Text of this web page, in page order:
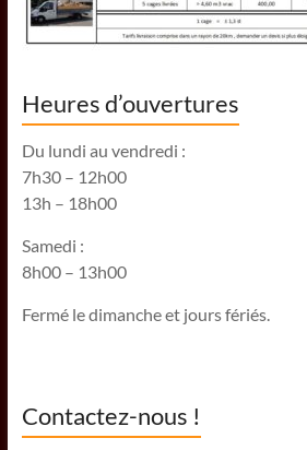
Heures d’ouvertures
Du lundi au vendredi :
7h30 – 12h00
13h – 18h00
Samedi :
8h00 – 13h00
Fermé le dimanche et jours fériés.
Contactez-nous !